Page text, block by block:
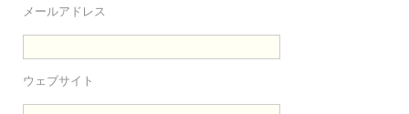
メールアドレス
ウェブサイト